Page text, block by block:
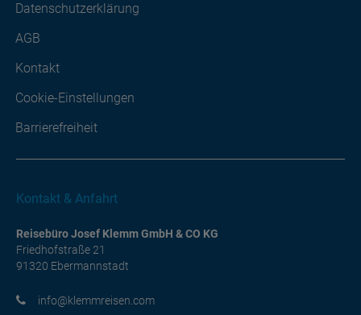
Datenschutzerklärung
AGB
Kontakt
Cookie-Einstellungen
Barrierefreiheit
Kontakt & Anfahrt
Reisebüro Josef Klemm GmbH & CO KG
Friedhofstraße 21
91320 Ebermannstadt
moc.nesiermmelk@ofni